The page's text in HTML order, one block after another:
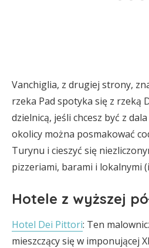
Vanchiglia, z drugiej strony,
rzeka Pad spotyka się z rzeką
dzielnicą, jeśli chcesz być z
okolicy można posmakować
Turynu i cieszyć się
pizzeriami, barami i lokalnymi
Hotele z wyższej
Hotel Dei Pittori: Ten
mieszczący się w imponującej